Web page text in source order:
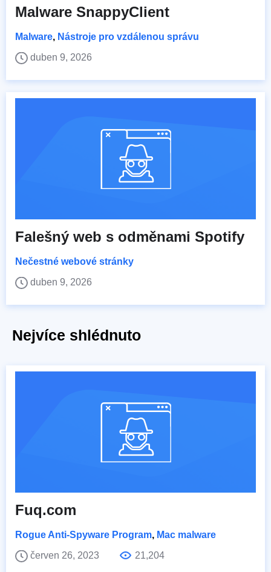
Malware SnappyClient
Malware, Nástroje pro vzdálenou správu
duben 9, 2026
Falešný web s odměnami Spotify
Nečestné webové stránky
duben 9, 2026
Nejvíce shlédnuto
Fuq.com
Rogue Anti-Spyware Program, Mac malware
červen 26, 2023
21,204